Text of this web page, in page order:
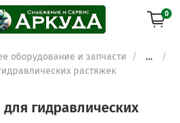
0
оборудование и запчасти
...
растяжек
гидравлических